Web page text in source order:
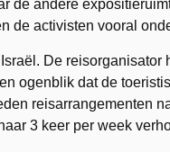
de andere
de activisten vooral
De reisorganisator
ogenblik dat de
reisarrangementen
3 keer per week